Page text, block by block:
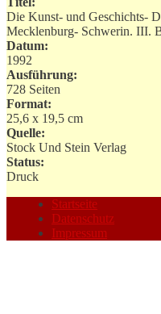
Die Kunst- und Geschichts-
Mecklenburg- Schwerin. III.
Datum:
1992
Ausführung:
728 Seiten
Format:
25,6 x 19,5 cm
Quelle:
Stock Und Stein Verlag
Status:
Druck
Startseite
Datenschutz
Impressum